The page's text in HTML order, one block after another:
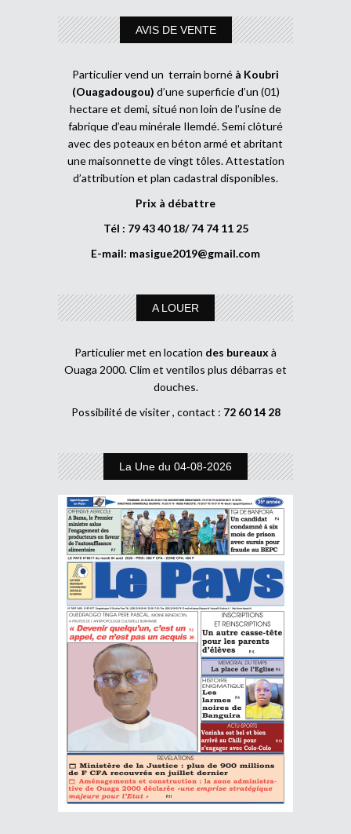
AVIS DE VENTE
Particulier vend un terrain borné à Koubri
(Ouagadougou) d’une superficie d’un (01)
hectare et demi, situé non loin de l’usine de
fabrique d’eau minérale Ilemdé. Semi clôturé
avec des poteaux en béton armé et abritant
une maisonnette de vingt tôles. Attestation
d’attribution et plan cadastral disponibles.
Prix à débattre
Tél : 79 43 40 18/ 74 74 11 25
E-mail: masigue2019@gmail.com
A LOUER
Particulier met en location des bureaux à
Ouaga 2000. Clim et ventilos plus débarras et
douches.
Possibilité de visiter , contact : 72 60 14 28
La Une du 04-08-2026